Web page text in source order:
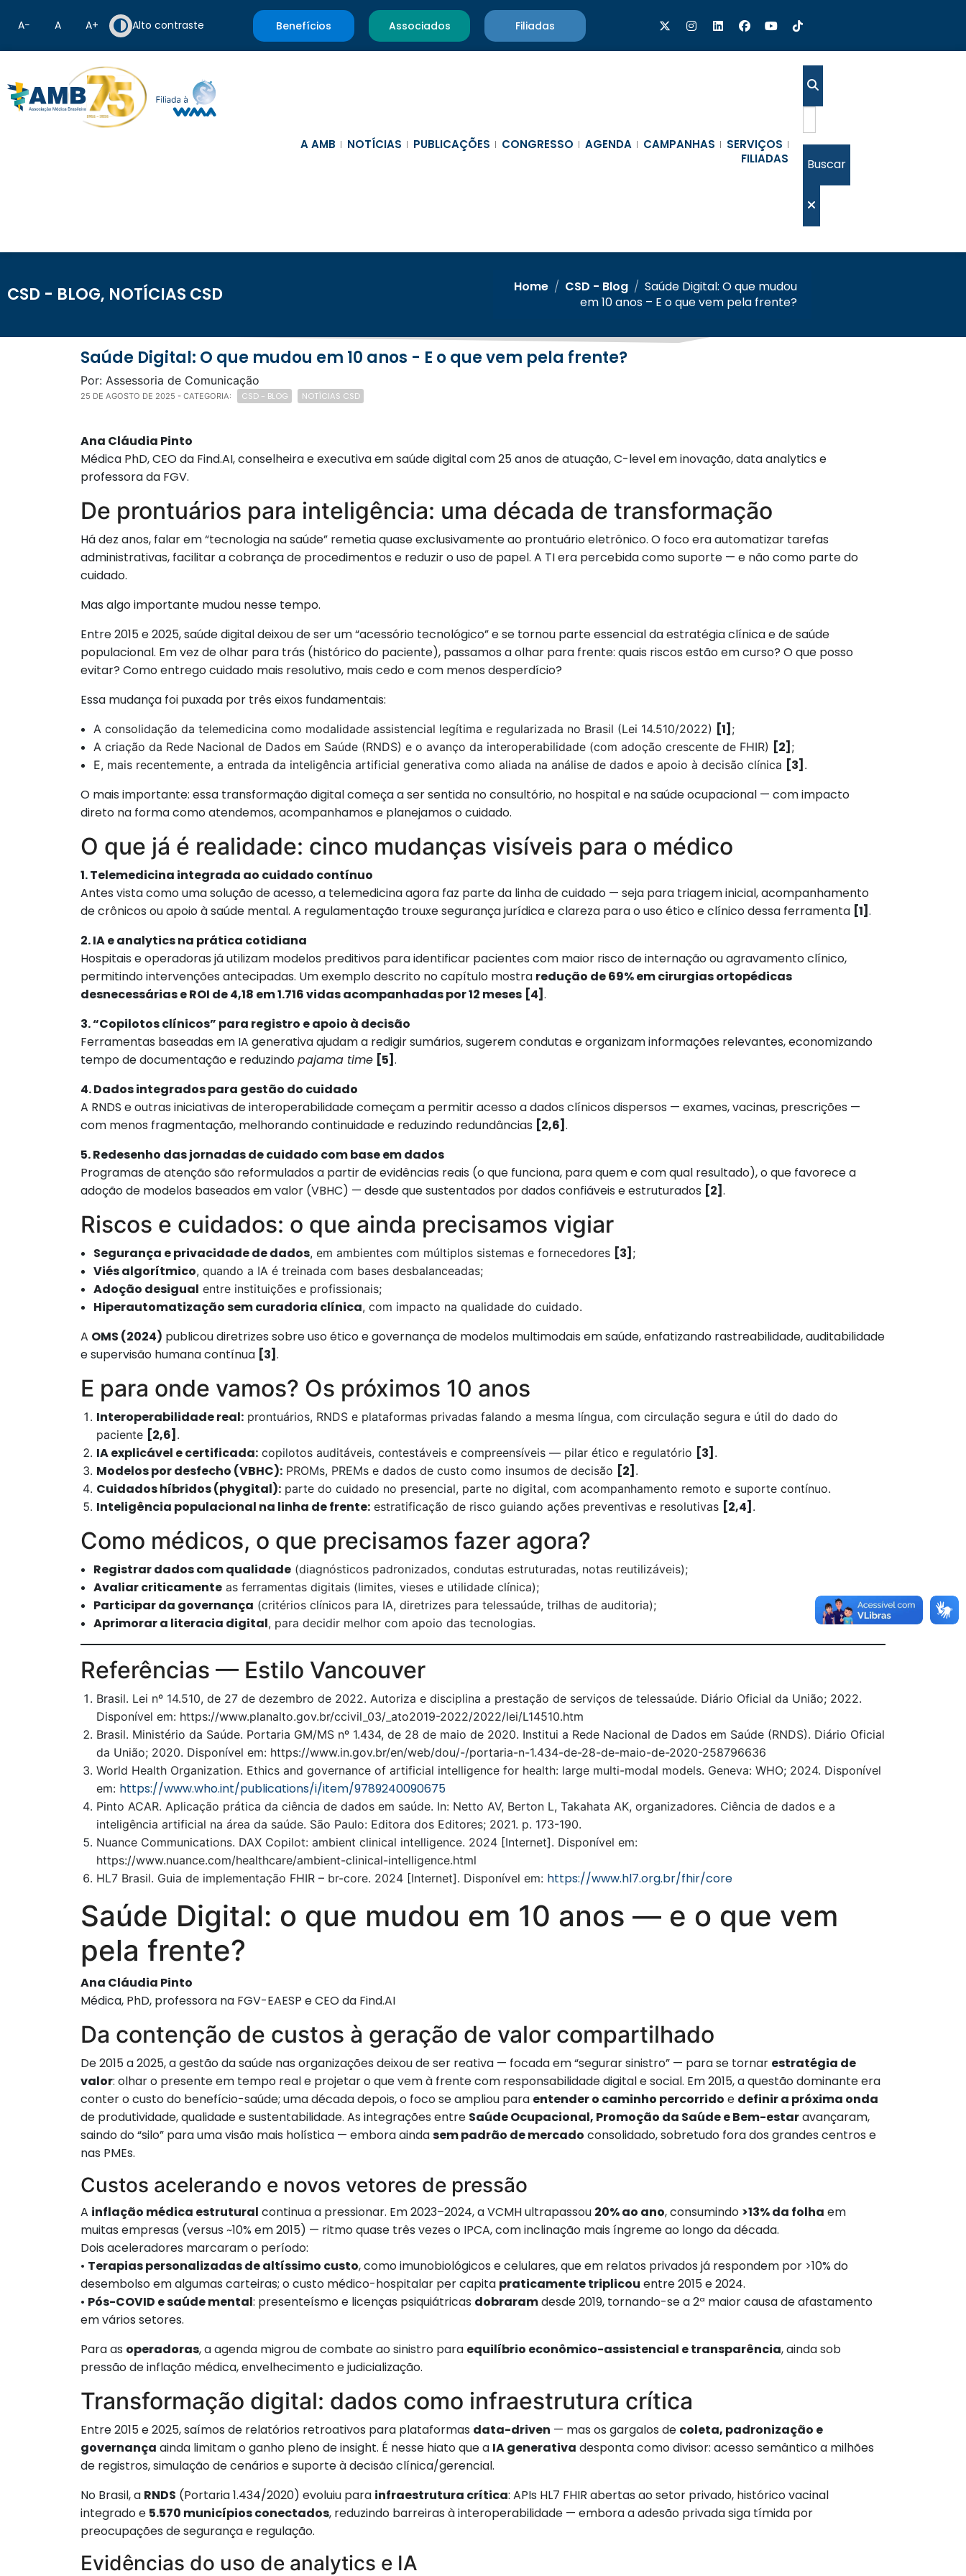
A− A A+ Alto contraste Benefícios Associados Filiadas
A AMB NOTÍCIAS PUBLICAÇÕES CONGRESSO AGENDA CAMPANHAS
SERVIÇOS
FILIADAS
Buscar
CSD - BLOG, NOTÍCIAS CSD Home / CSD - Blog / Saúde Digital: O que mudou
em 10 anos – E o que vem pela frente?
Saúde Digital: O que mudou em 10 anos - E o que vem pela frente?
Por: Assessoria de Comunicação
25 DE AGOSTO DE 2025 - CATEGORIA: CSD - BLOG NOTÍCIAS CSD
Ana Cláudia Pinto
Médica PhD, CEO da Find.AI, conselheira e executiva em saúde digital com 25 anos de atuação, C-level em inovação, data analytics e
professora da FGV.
De prontuários para inteligência: uma década de transformação
Há dez anos, falar em “tecnologia na saúde” remetia quase exclusivamente ao prontuário eletrônico. O foco era automatizar tarefas
administrativas, facilitar a cobrança de procedimentos e reduzir o uso de papel. A TI era percebida como suporte — e não como parte do
cuidado.
Mas algo importante mudou nesse tempo.
Entre 2015 e 2025, saúde digital deixou de ser um “acessório tecnológico” e se tornou parte essencial da estratégia clínica e de saúde
populacional. Em vez de olhar para trás (histórico do paciente), passamos a olhar para frente: quais riscos estão em curso? O que posso
evitar? Como entrego cuidado mais resolutivo, mais cedo e com menos desperdício?
Essa mudança foi puxada por três eixos fundamentais:
A consolidação da telemedicina como modalidade assistencial legítima e regularizada no Brasil (Lei 14.510/2022) [1] ;
A criação da Rede Nacional de Dados em Saúde (RNDS) e o avanço da interoperabilidade (com adoção crescente de FHIR) [2] ;
E, mais recentemente, a entrada da inteligência artificial generativa como aliada na análise de dados e apoio à decisão clínica [3] .
O mais importante: essa transformação digital começa a ser sentida no consultório, no hospital e na saúde ocupacional — com impacto
direto na forma como atendemos, acompanhamos e planejamos o cuidado.
O que já é realidade: cinco mudanças visíveis para o médico
1. Telemedicina integrada ao cuidado contínuo
Antes vista como uma solução de acesso, a telemedicina agora faz parte da linha de cuidado — seja para triagem inicial, acompanhamento
de crônicos ou apoio à saúde mental. A regulamentação trouxe segurança jurídica e clareza para o uso ético e clínico dessa ferramenta [1] .
2. IA e analytics na prática cotidiana
Hospitais e operadoras já utilizam modelos preditivos para identificar pacientes com maior risco de internação ou agravamento clínico,
permitindo intervenções antecipadas. Um exemplo descrito no capítulo mostra redução de 69% em cirurgias ortopédicas
desnecessárias e ROI de 4,18 em 1.716 vidas acompanhadas por 12 meses [4] .
3. “Copilotos clínicos” para registro e apoio à decisão
Ferramentas baseadas em IA generativa ajudam a redigir sumários, sugerem condutas e organizam informações relevantes, economizando
tempo de documentação e reduzindopajama time [5] .
4. Dados integrados para gestão do cuidado
A RNDS e outras iniciativas de interoperabilidade começam a permitir acesso a dados clínicos dispersos — exames, vacinas, prescrições —
com menos fragmentação, melhorando continuidade e reduzindo redundâncias [2,6] .
5. Redesenho das jornadas de cuidado com base em dados
Programas de atenção são reformulados a partir de evidências reais (o que funciona, para quem e com qual resultado), o que favorece a
adoção de modelos baseados em valor (VBHC) — desde que sustentados por dados confiáveis e estruturados [2] .
Riscos e cuidados: o que ainda precisamos vigiar
Segurança e privacidade de dados, em ambientes com múltiplos sistemas e fornecedores [3] ;
Viés algorítmico, quando a IA é treinada com bases desbalanceadas;
Adoção desigual entre instituições e profissionais;
Hiperautomatização sem curadoria clínica, com impacto na qualidade do cuidado.
A OMS (2024) publicou diretrizes sobre uso ético e governança de modelos multimodais em saúde, enfatizando rastreabilidade, auditabilidade
e supervisão humana contínua [3] .
E para onde vamos? Os próximos 10 anos
Interoperabilidade real: prontuários, RNDS e plataformas privadas falando a mesma língua, com circulação segura e útil do dado do
paciente [2,6] .
IA explicável e certificada: copilotos auditáveis, contestáveis e compreensíveis — pilar ético e regulatório [3] .
Modelos por desfecho (VBHC): PROMs, PREMs e dados de custo como insumos de decisão [2] .
Cuidados híbridos (phygital): parte do cuidado no presencial, parte no digital, com acompanhamento remoto e suporte contínuo.
Inteligência populacional na linha de frente: estratificação de risco guiando ações preventivas e resolutivas [2,4] .
Como médicos, o que precisamos fazer agora?
Registrar dados com qualidade(diagnósticos padronizados, condutas estruturadas, notas reutilizáveis);
Avaliar criticamenteas ferramentas digitais (limites, vieses e utilidade clínica);
Participar da governança (critérios clínicos para IA, diretrizes para telessaúde, trilhas de auditoria);
Aprimorar a literacia digital, para decidir melhor com apoio das tecnologias.
Referências — Estilo Vancouver
Brasil. Lei nº 14.510, de 27 de dezembro de 2022. Autoriza e disciplina a prestação de serviços de telessaúde. Diário Oficial da União; 2022.
Disponível em: https://www.planalto.gov.br/ccivil_03/_ato2019-2022/2022/lei/L14510.htm
Brasil. Ministério da Saúde. Portaria GM/MS nº 1.434, de 28 de maio de 2020. Institui a Rede Nacional de Dados em Saúde (RNDS). Diário Oficial
da União; 2020. Disponível em: https://www.in.gov.br/en/web/dou/-/portaria-n-1.434-de-28-de-maio-de-2020-258796636
World Health Organization. Ethics and governance of artificial intelligence for health: large multi-modal models. Geneva: WHO; 2024. Disponível
em: https://www.who.int/publications/i/item/9789240090675
Pinto ACAR. Aplicação prática da ciência de dados em saúde. In: Netto AV, Berton L, Takahata AK, organizadores. Ciência de dados e a
inteligência artificial na área da saúde. São Paulo: Editora dos Editores; 2021. p. 173-190.
Nuance Communications. DAX Copilot: ambient clinical intelligence. 2024 [Internet]. Disponível em:
https://www.nuance.com/healthcare/ambient-clinical-intelligence.html
HL7 Brasil. Guia de implementação FHIR – br-core. 2024 [Internet]. Disponível em: https://www.hl7.org.br/fhir/core
Saúde Digital: o que mudou em 10 anos — e o que vem
pela frente?
Ana Cláudia Pinto
Médica, PhD, professora na FGV-EAESP e CEO da Find.AI
Da contenção de custos à geração de valor compartilhado
De 2015 a 2025, a gestão da saúde nas organizações deixou de ser reativa — focada em “segurar sinistro” — para se tornar estratégia de
valor: olhar o presente em tempo real e projetar o que vem à frente com responsabilidade digital e social. Em 2015, a questão dominante era
conter o custo do benefício-saúde; uma década depois, o foco se ampliou para entender o caminho percorrido e definir a próxima onda
de produtividade, qualidade e sustentabilidade. As integrações entre Saúde Ocupacional, Promoção da Saúde e Bem-estaravançaram,
saindo do “silo” para uma visão mais holística — embora aindasem padrão de mercado consolidado, sobretudo fora dos grandes centros e
nas PMEs.
Custos acelerando e novos vetores de pressão
A inflação médica estrutural continua a pressionar. Em 2023–2024, a VCMH ultrapassou 20% ao ano, consumindo >13% da folha em
muitas empresas (versus ~10% em 2015) — ritmo quase três vezes o IPCA, com inclinação mais íngreme ao longo da década.
Dois aceleradores marcaram o período:
• Terapias personalizadas de altíssimo custo, como imunobiológicos e celulares, que em relatos privados já respondem por >10% do
desembolso em algumas carteiras; o custo médico-hospitalar per capita praticamente triplicou entre 2015 e 2024.
• Pós-COVID e saúde mental: presenteísmo e licenças psiquiátricas dobraramdesde 2019, tornando-se a 2ª maior causa de afastamento
em vários setores.
Para as operadoras, a agenda migrou de combate ao sinistro para equilíbrio econômico-assistencial e transparência, ainda sob
pressão de inflação médica, envelhecimento e judicialização.
Transformação digital: dados como infraestrutura crítica
Entre 2015 e 2025, saímos de relatórios retroativos para plataformas data-driven — mas os gargalos de coleta, padronização e
governança ainda limitam o ganho pleno de insight. É nesse hiato que a IA generativa desponta como divisor: acesso semântico a milhões
de registros, simulação de cenários e suporte à decisão clínica/gerencial.
No Brasil, a RNDS (Portaria 1.434/2020) evoluiu para infraestrutura crítica: APIs HL7 FHIR abertas ao setor privado, histórico vacinal
integrado e 5.570 municípios conectados, reduzindo barreiras à interoperabilidade — embora a adesão privada siga tímida por
preocupações de segurança e regulação.
Evidências do uso de analytics e IA